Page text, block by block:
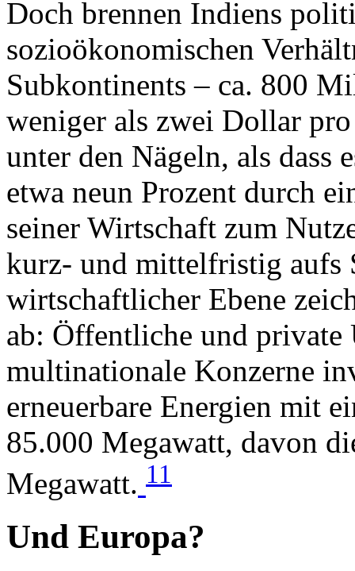
Doch brennen Indiens
sozioökonomischen
Subkontinents – ca. 800
weniger als zwei Dollar
unter den Nägeln, als dass
etwa neun Prozent durch
seiner Wirtschaft zum
kurz- und mittelfristig aufs
wirtschaftlicher Ebene
ab: Öffentliche und private
multinationale Konzerne
erneuerbare Energien mit
85.000 Megawatt, davon
Megawatt. 11
Und Europa?